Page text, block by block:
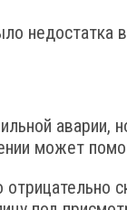
недостатка
аварии,
может